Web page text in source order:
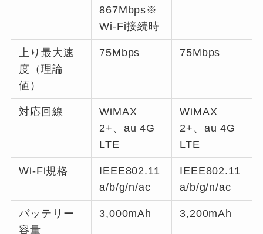
867Mbps※
Wi-Fi接続時
上り最大速
度（理論
値）
75Mbps 75Mbps
対応回線
WiMAX
2+、au 4G
LTE
WiMAX
2+、au 4G
LTE
Wi-Fi規格
IEEE802.11
a/b/g/n/ac
IEEE802.11
a/b/g/n/ac
バッテリー
容量
3,000mAh 3,200mAh